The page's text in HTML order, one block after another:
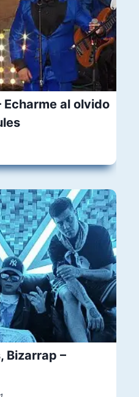
Echarme al olvido
Bizarrap –